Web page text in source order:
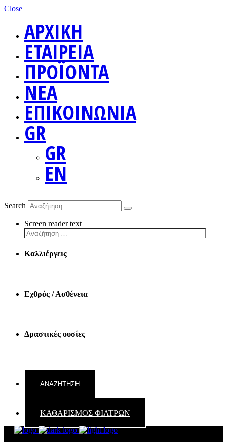
Close
ΑΡΧΙΚΗ
ΕΤΑΙΡΕΙΑ
ΠΡΟΪΟΝΤΑ
ΝΕΑ
ΕΠΙΚΟΙΝΩΝΙΑ
GR
GR
EN
Search
Screen reader text
Καλλιέργεις
Εχθρός / Ασθένεια
Δραστικές ουσίες
ΚΑΘΑΡΙΣΜΟΣ ΦΙΛΤΡΩΝ